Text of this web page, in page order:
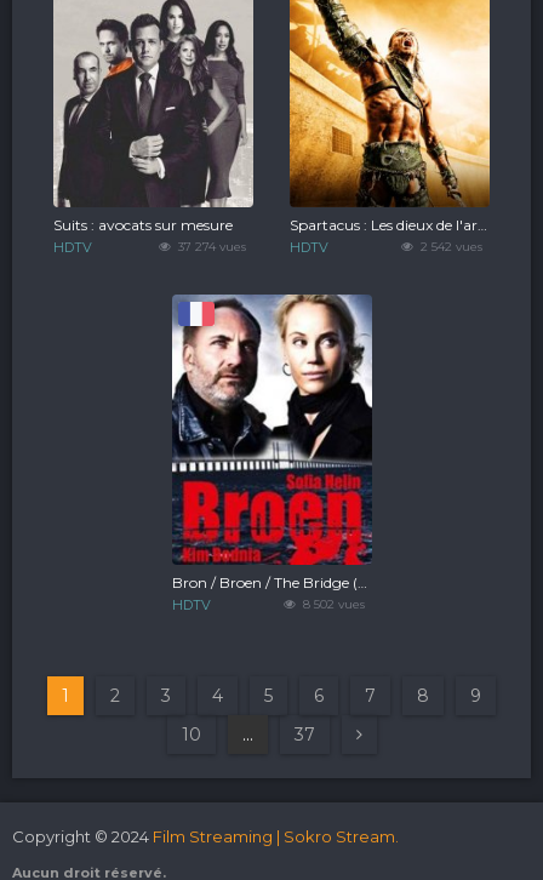
37 274 vues
Suits : avocats sur mesure
HDTV 2 542 vues
Spartacus : Les dieux de l'arène
HDTV
8 502 vues
Bron / Broen / The Bridge (2011)
HDTV
1 2 3 4 5 6 7 8
9
10
... 37
Copyright © 2024 Film Streaming | Sokro Stream.
Aucun droit réservé.